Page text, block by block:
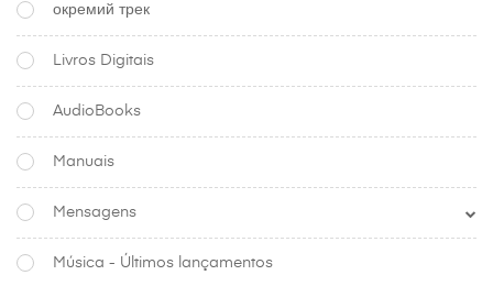
окремий трек
Livros Digitais
AudioBooks
Manuais
Mensagens
Música - Últimos lançamentos